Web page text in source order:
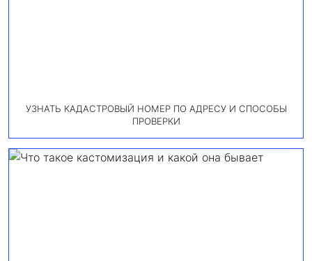
УЗНАТЬ КАДАСТРОВЫЙ НОМЕР ПО АДРЕСУ И СПОСОБЫ
ПРОВЕРКИ